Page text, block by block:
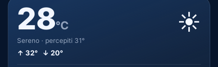
28°C
Sereno · percepiti 31°
↑ 32° ↓ 20°
☀️